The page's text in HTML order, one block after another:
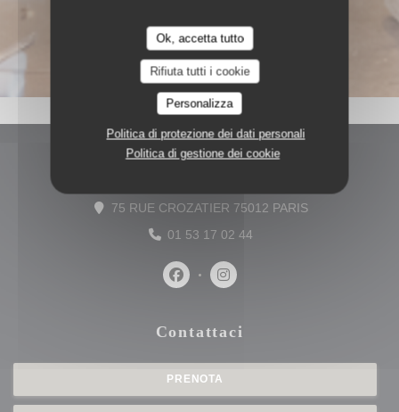
Ok, accetta tutto
Rifiuta tutti i cookie
Personalizza
Politica di protezione dei dati personali
Politica di gestione dei cookie
75 RUE CROZATIER 75012 PARIS((apre una
01 53 17 02 44
Facebook ((apre una nuova
Instagram ((apre una nuova
Contattaci
PRENOTA